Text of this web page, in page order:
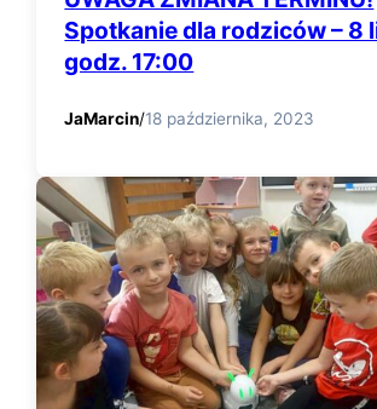
Spotkanie dla rodziców – 8
godz. 17:00
JaMarcin/18 października, 2023